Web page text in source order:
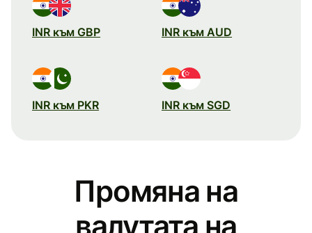
INR към GBP INR към AUD
INR към PKR INR към SGD
Промяна на
валутата на